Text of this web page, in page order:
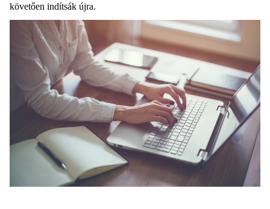
követően indítsák újra.